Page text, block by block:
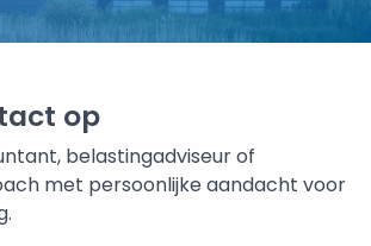
op
belastingadviseur of
met persoonlijke aandacht voor